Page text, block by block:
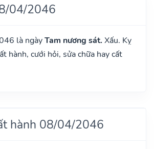
04/2046
là ngàyTam nương sát. Xấu. Kỵ
hành, cưới hỏi, sửa chữa hay cất
hành 08/04/2046